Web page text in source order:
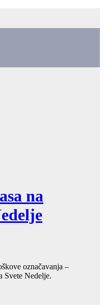
na
označavanja –
Svete Nedelje.